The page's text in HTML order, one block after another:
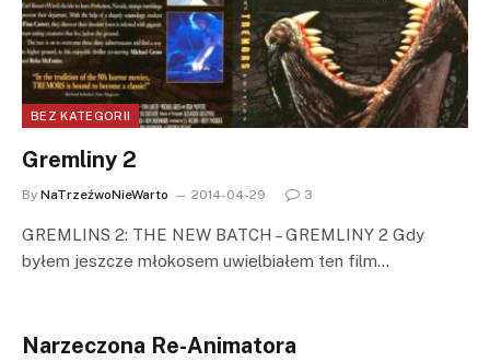
BEZ KATEGORII
Gremliny 2
By NaTrzeźwoNieWarto 2014-04-29 3
GREMLINS 2: THE NEW BATCH – GREMLINY 2 Gdy
byłem jeszcze młokosem uwielbiałem ten film…
Narzeczona Re-Animatora